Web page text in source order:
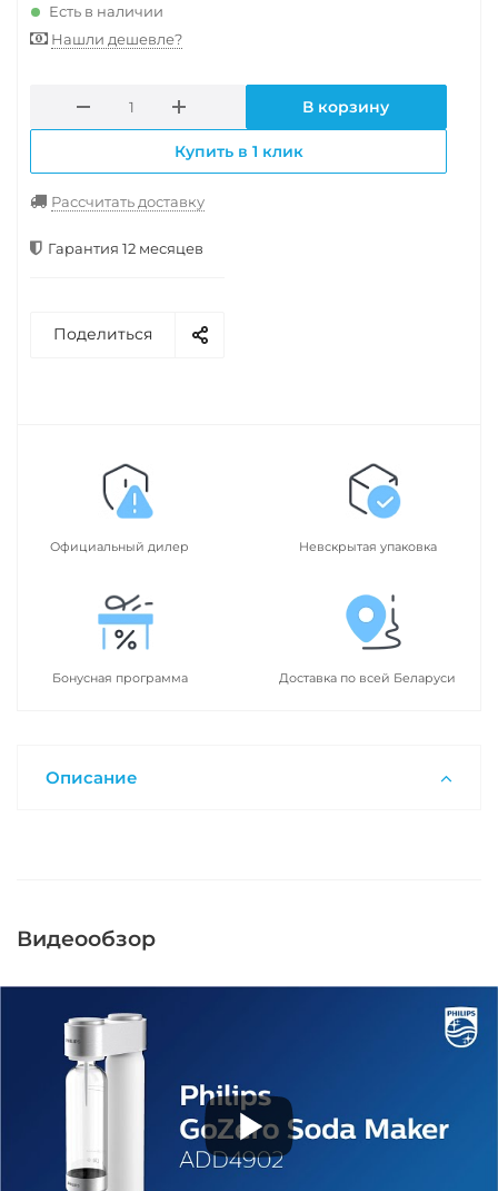
Есть в наличии
Нашли дешевле?
В корзину
Купить в 1 клик
Рассчитать доставку
Гарантия 12 месяцев
Поделиться
Официальный дилер Невскрытая упаковка
Бонусная программа Доставка по всей Беларуси
Описание
Видеообзор